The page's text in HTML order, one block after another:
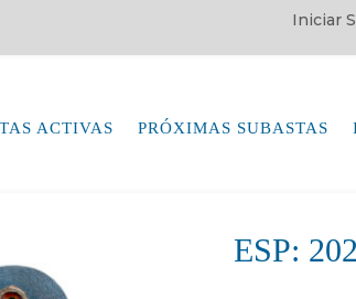
Iniciar
ACTIVAS PRÓXIMAS SUBASTAS
ESP: